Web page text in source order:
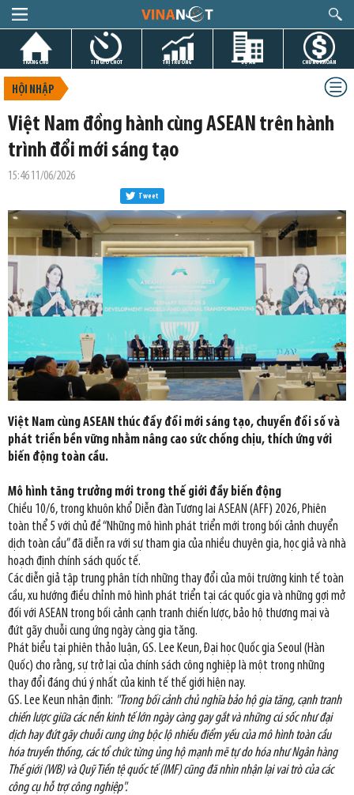
TRANG CHỦ TIN GIỜ CHÓT THỊ TRƯỜNG DỰ ÁN CHỨNG KHOÁN
HỘI NHẬP
Việt Nam đồng hành cùng ASEAN trên hành
trình đổi mới sáng tạo
15:46 11/06/2026
Tweet
Việt Nam cùng ASEAN thúc đẩy đổi mới sáng tạo, chuyển đổi số và
phát triển bền vững nhằm nâng cao sức chống chịu, thích ứng với
biến động toàn cầu.
Mô hình tăng trưởng mới trong thế giới đầy biến động
Chiều 10/6, trong khuôn khổ Diễn đàn Tương lai ASEAN (AFF) 2026, Phiên
toàn thể 5 với chủ đề “Những mô hình phát triển mới trong bối cảnh chuyển
dịch toàn cầu” đã diễn ra với sự tham gia của nhiều chuyên gia, học giả và nhà
hoạch định chính sách quốc tế.
Các diễn giả tập trung phân tích những thay đổi của môi trường kinh tế toàn
cầu, xu hướng điều chỉnh mô hình phát triển tại các quốc gia và những gợi mở
đối với ASEAN trong bối cảnh cạnh tranh chiến lược, bảo hộ thương mại và
đứt gãy chuỗi cung ứng ngày càng gia tăng.
Phát biểu tại phiên thảo luận, GS. Lee Keun, Đại học Quốc gia Seoul (Hàn
Quốc) cho rằng, sự trở lại của chính sách công nghiệp là một trong những
thay đổi đáng chú ý nhất của kinh tế thế giới hiện nay.
GS. Lee Keun nhận định: "Trong bối cảnh chủ nghĩa bảo hộ gia tăng, cạnh tranh
chiến lược giữa các nền kinh tế lớn ngày càng gay gắt và những cú sốc như đại
dịch hay đứt gãy chuỗi cung ứng bộc lộ nhiều điểm yếu của mô hình toàn cầu
hóa truyền thống, các tổ chức từng ủng hộ mạnh mẽ tự do hóa như Ngân hàng
Thế giới (WB) và Quỹ Tiền tệ quốc tế (IMF) cũng đã nhìn nhận lại vai trò của các
công cụ hỗ trợ công nghiệp".